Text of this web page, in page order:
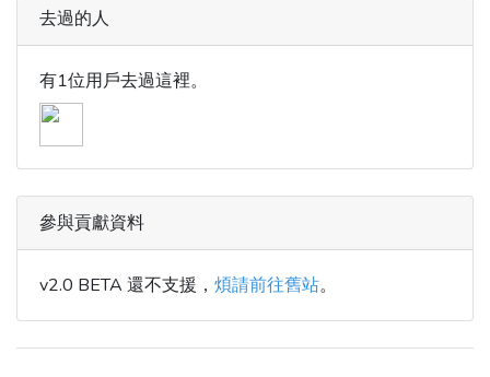
去過的人
有1位用戶去過這裡。
參與貢獻資料
v2.0 BETA 還不支援， 煩請前往舊站。